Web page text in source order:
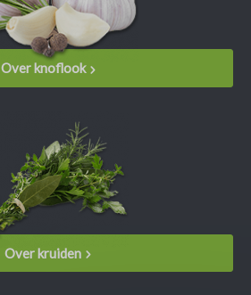
Over knoflook
Over kruiden